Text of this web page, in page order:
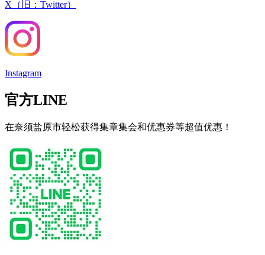
X（旧：Twitter）
Instagram
官方LINE
在奈须盐原市轻松获得集章集会和优惠券等超值优惠！